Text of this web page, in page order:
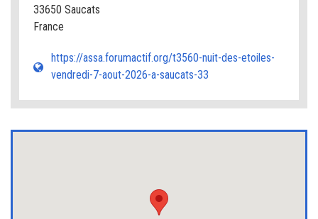
33650 Saucats
France
https://assa.forumactif.org/t3560-nuit-des-etoiles-
vendredi-7-aout-2026-a-saucats-33